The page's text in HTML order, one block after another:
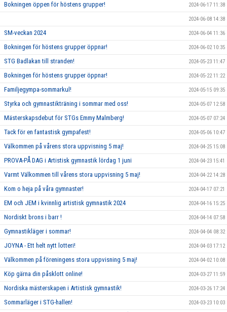
Bokningen öppen för höstens grupper! 2024-06-17 11:38
2024-06-08 14:38
SM-veckan 2024 2024-06-04 11:36
Bokningen för höstens grupper öppnar! 2024-06-02 10:35
STG Badlakan till stranden! 2024-05-23 11:47
Bokningen för höstens grupper öppnar! 2024-05-22 11:22
Familjegympa-sommarkul! 2024-05-15 09:35
Styrka och gymnastikträning i sommar med oss! 2024-05-07 12:58
Mästerskapsdebut för STGs Emmy Malmberg! 2024-05-07 07:24
Tack för en fantastisk gympafest! 2024-05-06 10:47
Välkommen på vårens stora uppvisning 5 maj! 2024-04-25 15:08
PROVA-PÅ DAG i Artistisk gymnastik lördag 1 juni 2024-04-23 15:41
Varmt Välkommen till vårens stora uppvisning 5 maj! 2024-04-22 14:28
Kom o heja på våra gymnaster! 2024-04-17 07:21
EM och JEM i kvinnlig artistisk gymnastik 2024 2024-04-16 15:25
Nordiskt brons i barr ! 2024-04-14 07:58
Gymnastikläger i sommar! 2024-04-04 08:32
JOYNA - Ett helt nytt lotteri! 2024-04-03 17:12
Välkommen på föreningens stora uppvisning 5 maj! 2024-04-02 10:08
Köp gärna din påsklott online! 2024-03-27 11:59
Nordiska mästerskapen i Artistisk gymnastik! 2024-03-26 17:24
Sommarläger i STG-hallen! 2024-03-23 10:03